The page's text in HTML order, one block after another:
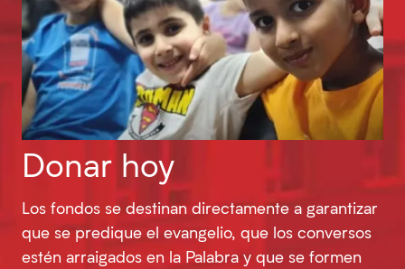
Donar hoy
Los fondos se destinan directamente a garantizar
que se predique el evangelio, que los conversos
estén arraigados en la Palabra y que se formen